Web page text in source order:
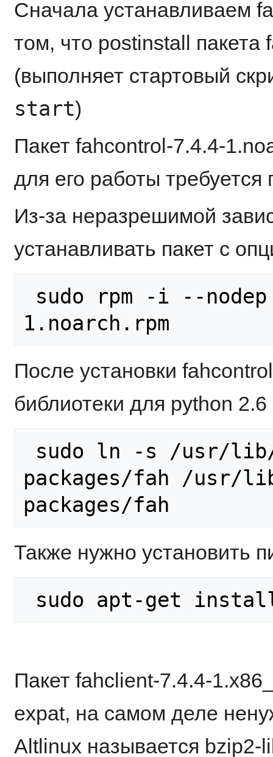
Сначала устанавливаем
том, что postinstall пакета
(выполняет стартовый
start)
Пакет fahcontrol-7.4.4-
для его работы
Из-за неразрешимой
устанавливать пакет с
После установки
библиотеки для python
packages/fah /usr/
Также нужно установить
Пакет fahclient-7.4.4-
expat, на самом деле
Altlinux называется bzip2-